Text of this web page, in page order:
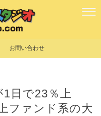
お問い合わせ
日で23％上
ファンド系の大